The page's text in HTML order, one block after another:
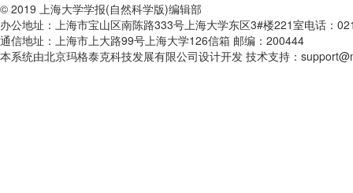
© 2019 上海大学学报(自然科学版)编辑部
办公地址：上海市宝山区南陈路333号上海大学东区3#楼221室电话
通信地址：上海市上大路99号上海大学126信箱 邮编：200444
本系统由北京玛格泰克科技发展有限公司设计开发 技术支持：